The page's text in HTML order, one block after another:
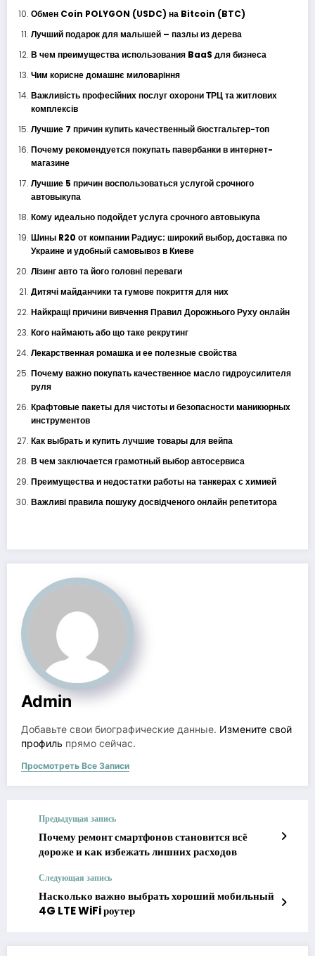
Обмен Coin POLYGON (USDC) на Bitcoin (BTC)
Лучший подарок для малышей – пазлы из дерева
В чем преимущества использования BaaS для бизнеса
Чим корисне домашнє миловаріння
Важливість професійних послуг охорони ТРЦ та житлових
комплексів
Лучшие 7 причин купить качественный бюстгальтер-топ
Почему рекомендуется покупать павербанки в интернет-
магазине
Лучшие 5 причин воспользоваться услугой срочного
автовыкупа
Кому идеально подойдет услуга срочного автовыкупа
Шины R20 от компании Радиус: широкий выбор, доставка по
Украине и удобный самовывоз в Киеве
Лізинг авто та його головні переваги
Дитячі майданчики та гумове покриття для них
Найкращі причини вивчення Правил Дорожнього Руху онлайн
Кого наймають або що таке рекрутинг
Лекарственная ромашка и ее полезные свойства
Почему важно покупать качественное масло гидроусилителя
руля
Крафтовые пакеты для чистоты и безопасности маникюрных
инструментов
Как выбрать и купить лучшие товары для вейпа
В чем заключается грамотный выбор автосервиса
Преимущества и недостатки работы на танкерах с химией
Важливі правила пошуку досвідченого онлайн репетитора
Admin
Добавьте свои биографические данные. Измените свой
профиль прямо сейчас.
Просмотреть Все Записи
Предыдущая запись
Почему ремонт смартфонов становится всё
дороже и как избежать лишних расходов
Следующая запись
Насколько важно выбрать хороший мобильный
4G LTE WiFi роутер